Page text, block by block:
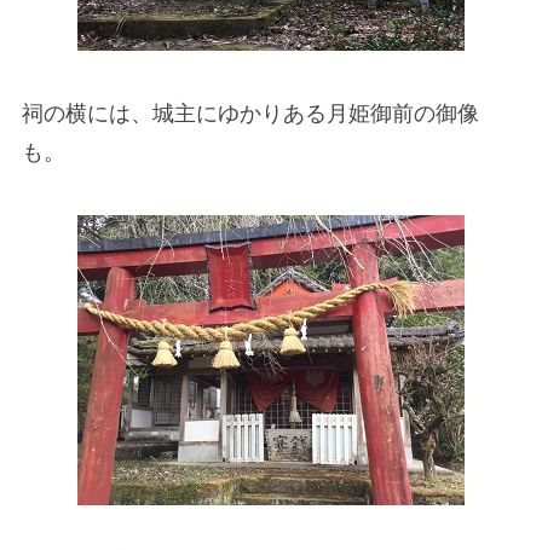
祠の横には、城主にゆかりある月姫御前の御像
も。